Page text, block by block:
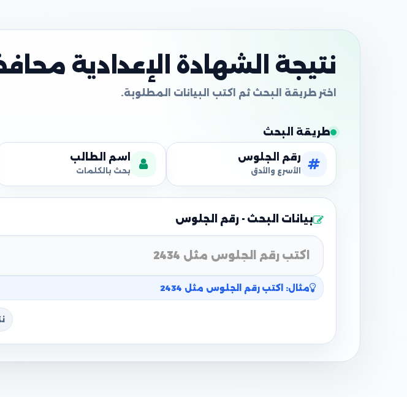
نتيجة الشهادة الإعدادية محافظة
طريقة البحث
رقم الجلوس
الأسرع والأدق
اسم الطالب
بحث بالكلمات
بيانات البحث - رقم الجلوس
مثال: اكتب رقم الجلوس مثل 2434